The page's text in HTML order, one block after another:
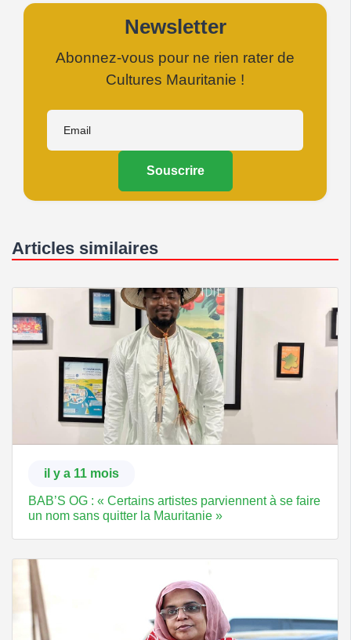
Newsletter
Abonnez-vous pour ne rien rater de
Cultures Mauritanie !
Souscrire
Articles similaires
il y a 11 mois
BAB’S OG : « Certains artistes parviennent à se faire
un nom sans quitter la Mauritanie »